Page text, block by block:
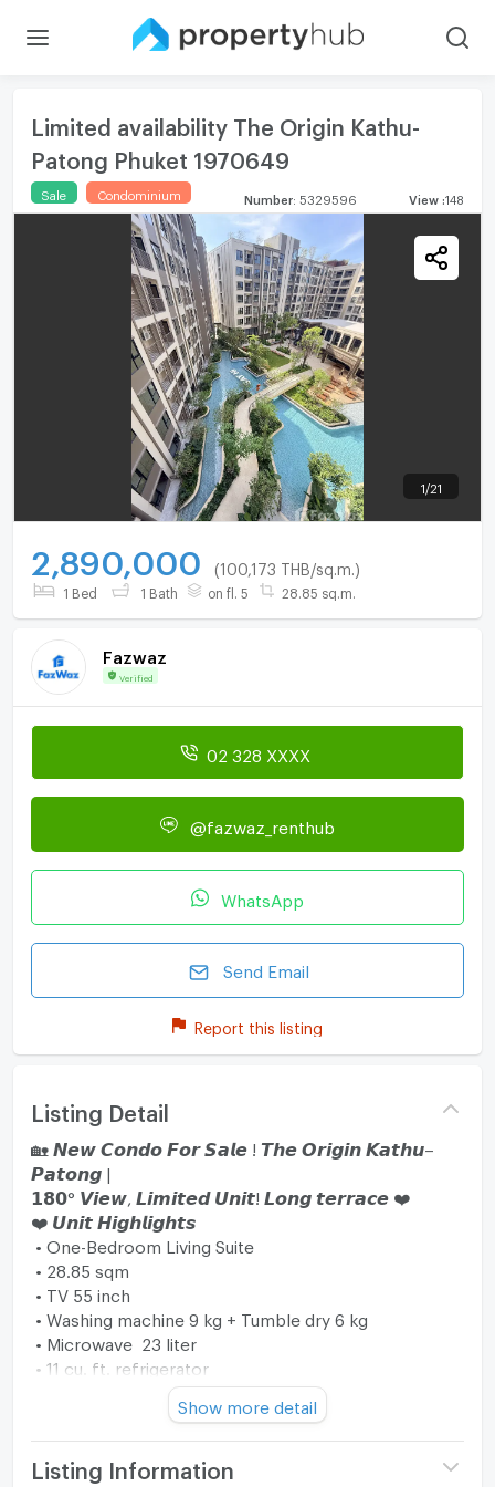
Limited availability The Origin Kathu-
Patong Phuket 1970649
Sale Condominium Number: 5329596 View :148
1 /21
2,890,000 (100,173 THB/sq.m.)
1 Bed 1 Bath on fl. 5 28.85 sq.m.
Fazwaz
Verified
02 328 XXXX
@fazwaz_renthub
WhatsApp
Send Email
Report this listing
Listing Detail
🏡 𝙉𝙚𝙬 𝘾𝙤𝙣𝙙𝙤 𝙁𝙤𝙧 𝙎𝙖𝙡𝙚 ! 𝙏𝙝𝙚 𝙊𝙧𝙞𝙜𝙞𝙣 𝙆𝙖𝙩𝙝𝙪–
𝙋𝙖𝙩𝙤𝙣𝙜 |
𝟭𝟴𝟬° 𝙑𝙞𝙚𝙬, 𝙇𝙞𝙢𝙞𝙩𝙚𝙙 𝙐𝙣𝙞𝙩! 𝙇𝙤𝙣𝙜 𝙩𝙚𝙧𝙧𝙖𝙘𝙚 ❤️
❤️ 𝙐𝙣𝙞𝙩 𝙃𝙞𝙜𝙝𝙡𝙞𝙜𝙝𝙩𝙨
• One-Bedroom Living Suite
• 28.85 sqm
• TV 55 inch
• Washing machine 9 kg + Tumble dry 6 kg
• Microwave 23 liter
• 11 cu. ft. refrigerator
• Building C, 5th Floor
• Stunning 180-degree panoramic view (Rare Limited
Show more detail
Listing Information